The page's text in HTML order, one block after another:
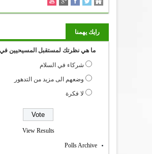
رايك يهمنا
ما هي نظرتك لمستقبل المسيحيين
شركاء في السلام
وضعهم الى مزيد من التدهور
لا فكرة
View Results
Polls Archive